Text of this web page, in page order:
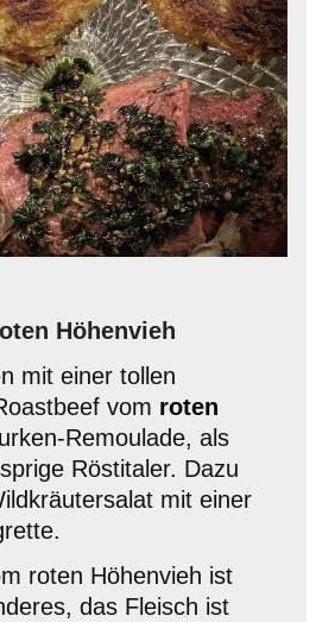
Höhenvieh
mit einer tollen
vom roten
Remoulade, als
Röstitaler. Dazu
mit einer
roten Höhenvieh ist
das Fleisch ist